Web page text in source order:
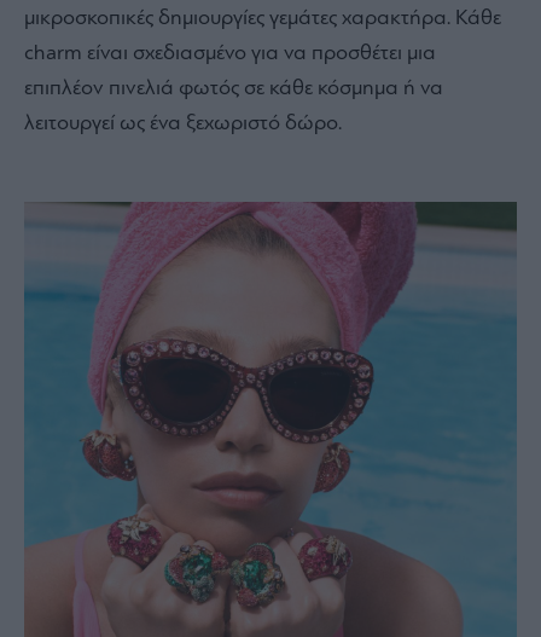
μικροσκοπικές δημιουργίες γεμάτες χαρακτήρα. Κάθε
charm είναι σχεδιασμένο για να προσθέτει μια
επιπλέον πινελιά φωτός σε κάθε κόσμημα ή να
λειτουργεί ως ένα ξεχωριστό δώρο.